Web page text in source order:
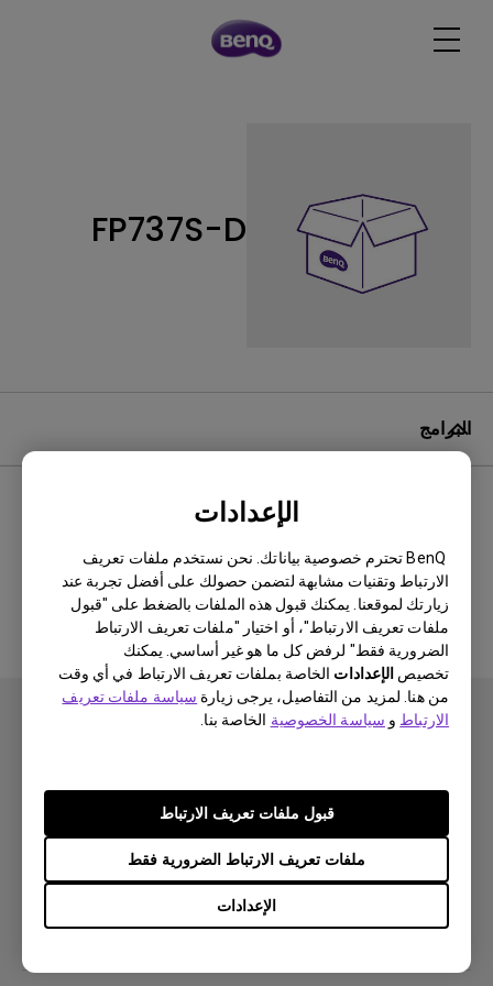
الإعدادات
BenQ تحترم خصوصية بياناتك. نحن نستخدم ملفات تعريف
الارتباط وتقنيات مشابهة لتضمن حصولك على أفضل تجربة عند
زيارتك لموقعنا. يمكنك قبول هذه الملفات بالضغط على "قبول
ملفات تعريف الارتباط"، أو اختيار "ملفات تعريف الارتباط
الضرورية فقط" لرفض كل ما هو غير أساسي. يمكنك
تخصيص الإعدادات الخاصة بملفات تعريف الارتباط في أي وقت
من هنا. لمزيد من التفاصيل، يرجى زيارة سياسة ملفات تعريف
الارتباط و سياسة الخصوصية الخاصة بنا.
الإعدادات
ملفات تعريف الارتباط الضرورية فقط
قبول ملفات تعريف الارتباط
FP737S-D
البرامج
لا يوجد برنامج أو برنامج تشغيل ذي
صلة
شاشة